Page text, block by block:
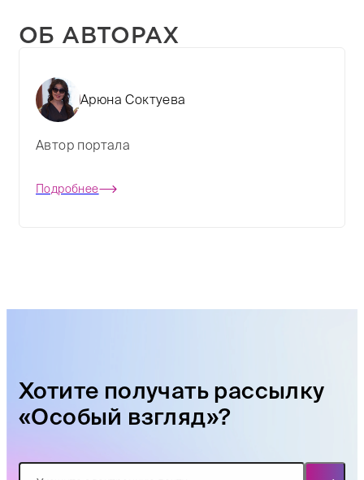
ОБ АВТОРАХ
Арюна Соктуева
Автор портала
Подробнее
Хотите получать рассылку
«Особый взгляд»?